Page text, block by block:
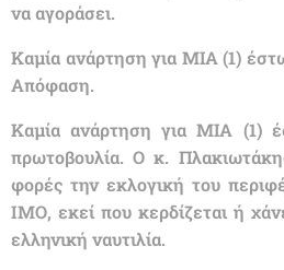
να αγοράσει.
Καμία ανάρτηση για ΜΙΑ (1)
Απόφαση.
Καμία ανάρτηση για ΜΙΑ (1)
πρωτοβουλία. Ο κ.
φορές την εκλογική του
ΙΜΟ, εκεί που κερδίζεται ή
ελληνική ναυτιλία.